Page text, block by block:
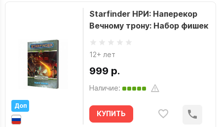
Доп
Starfinder НРИ: Наперекор
Вечному трону: Набор фишек
12+ лет
999 р.
Наличие:
КУПИТЬ